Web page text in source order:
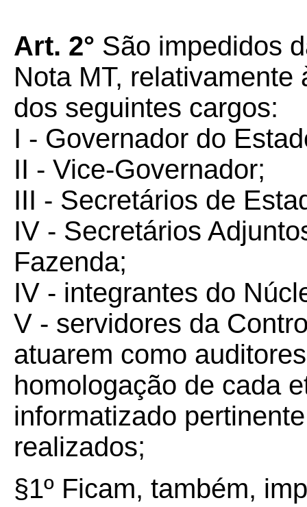
Art. 2° São impedidos
Nota MT,
dos seguintes cargos:
I - Governador do
II - Vice-Governador;
III - Secretários de
IV - Secretários
Fazenda;
IV - integrantes do
V - servidores da
atuarem como
homologação de cada
informatizado
realizados;
§1º Ficam, também,